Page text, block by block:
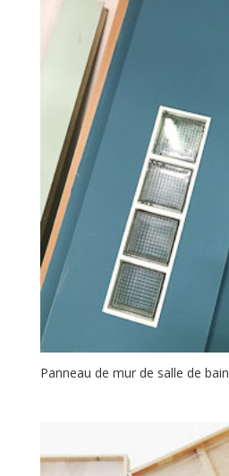
Panneau de mur de salle de bain